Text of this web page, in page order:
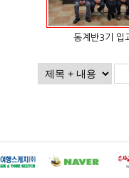
동계반3기 입